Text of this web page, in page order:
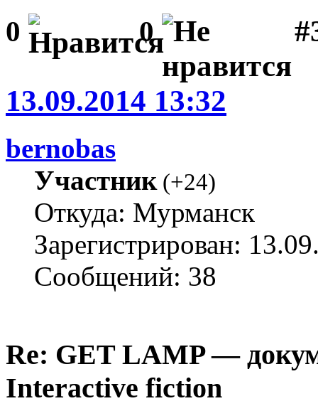
0 0
13.09.2014 13:32
bernobas
Участник(+24)
Откуда: Мурманск
Зарегистрирован:
Сообщений: 38
Re: GET LAMP —
Interactive fiction